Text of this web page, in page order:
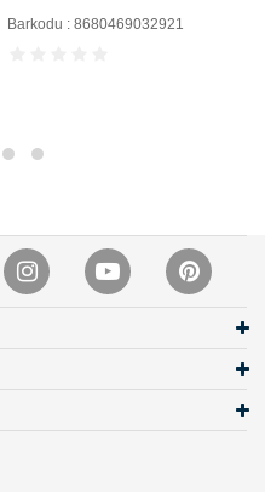
Barkodu : 8680469032921